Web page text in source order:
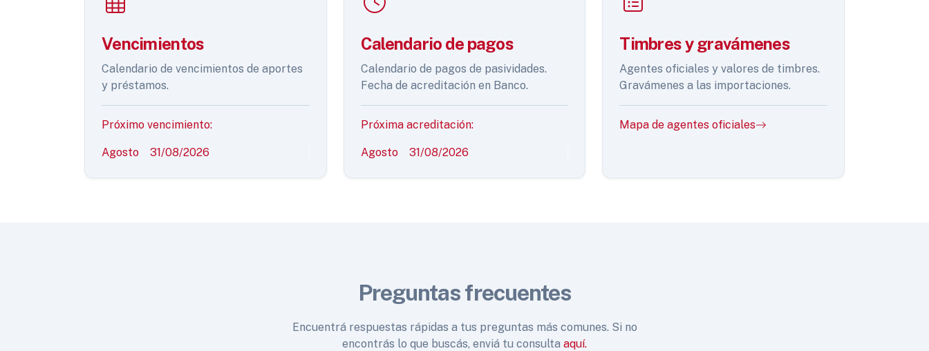
Vencimientos
Calendario de vencimientos de aportes
y préstamos.
Próximo vencimiento:
Agosto 31/08/2026
Calendario de pagos
Calendario de pagos de pasividades.
Fecha de acreditación en Banco.
Próxima acreditación:
Agosto 31/08/2026
Timbres y gravámenes
Agentes oficiales y valores de timbres.
Gravámenes a las importaciones.
Mapa de agentes oficiales
Preguntas frecuentes
Encuentrá respuestas rápidas a tus preguntas más comunes. Si no
encontrás lo que buscás, enviá tu consulta aquí.